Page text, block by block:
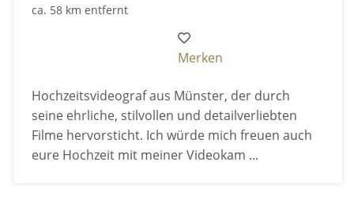
ca. 58 km entfernt
Merken
Hochzeitsvideograf aus Münster, der durch
seine ehrliche, stilvollen und detailverliebten
Filme hervorsticht. Ich würde mich freuen auch
eure Hochzeit mit meiner Videokam ...